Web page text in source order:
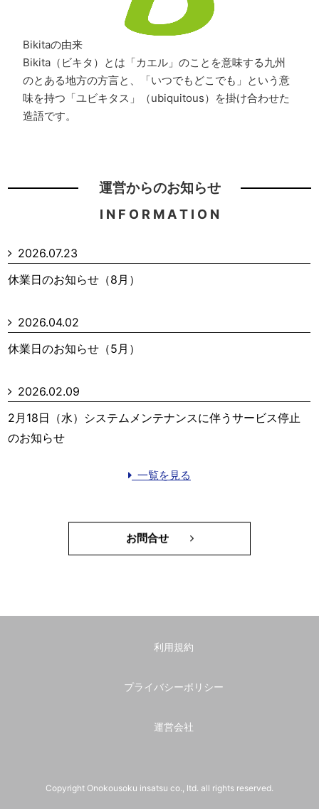
Bikitaの由来
Bikita（ビキタ）とは「カエル」のことを意味する九州
のとある地方の方言と、「いつでもどこでも」という意
味を持つ「ユビキタス」（ubiquitous）を掛け合わせた
造語です。
運営からのお知らせ
I N F O R M A T I O N
2026.07.23
休業日のお知らせ（8月）
2026.04.02
休業日のお知らせ（5月）
2026.02.09
2月18日（水）システムメンテナンスに伴うサービス停止
のお知らせ
一覧を見る
お問合せ
利用規約
プライバシーポリシー
運営会社
Copyright Onokousoku insatsu co., ltd. all rights reserved.